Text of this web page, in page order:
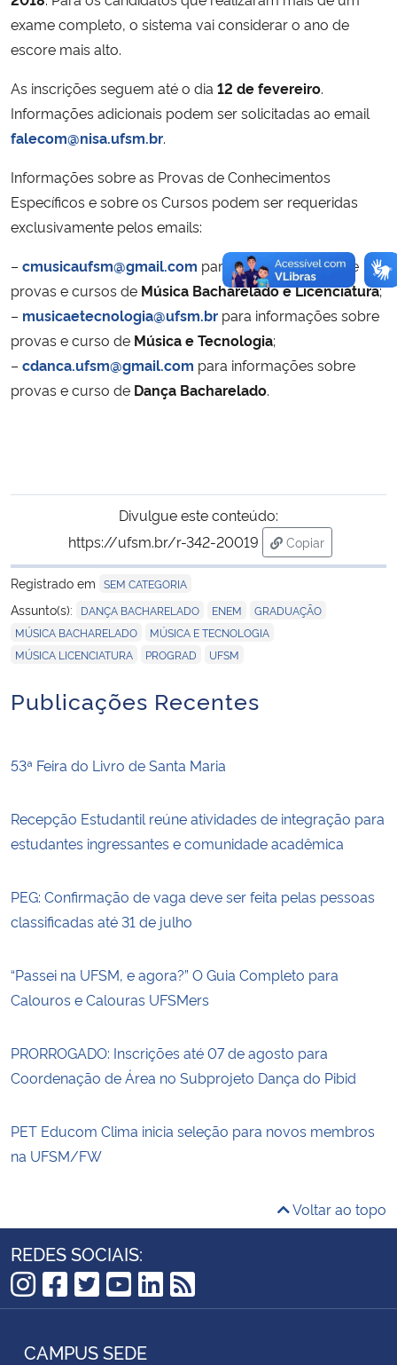
exame completo, o sistema vai considerar o ano de
escore mais alto.
As inscrições seguem até o dia 12 de fevereiro.
Informações adicionais podem ser solicitadas ao email
falecom@nisa.ufsm.br.
Informações sobre as Provas de Conhecimentos
Específicos e sobre os Cursos podem ser requeridas
exclusivamente pelos emails:
– cmusicaufsm@gmail.com para informações sobre
provas e cursos de Música Bacharelado e Licenciatura;
– musicaetecnologia@ufsm.br para informações sobre
provas e curso de Música e Tecnologia;
– cdanca.ufsm@gmail.com para informações sobre
provas e curso de Dança Bacharelado.
Divulgue este conteúdo:
https://ufsm.br/r-342-20019
Copiar
para área de
Registrado em SEM CATEGORIA
Assunto(s): DANÇA BACHARELADO ENEM GRADUAÇÃO
MÚSICA BACHARELADO MÚSICA E TECNOLOGIA
MÚSICA LICENCIATURA PROGRAD UFSM
Publicações Recentes
53ª Feira do Livro de Santa Maria
Recepção Estudantil reúne atividades de integração para
estudantes ingressantes e comunidade acadêmica
PEG: Confirmação de vaga deve ser feita pelas pessoas
classificadas até 31 de julho
“Passei na UFSM, e agora?” O Guia Completo para
Calouros e Calouras UFSMers
PRORROGADO: Inscrições até 07 de agosto para
Coordenação de Área no Subprojeto Dança do Pibid
PET Educom Clima inicia seleção para novos membros
na UFSM/FW
Voltar ao topo
REDES SOCIAIS:
Instagram
Facebook
Twitter
YouTube
LinkedIn
RSS
CAMPUS SEDE